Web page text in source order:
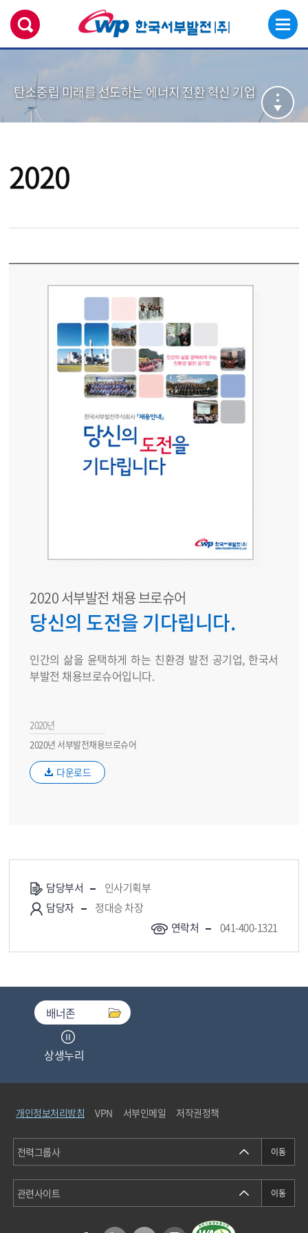
탄소중립 미래를 선도하는 에너지 전환 혁신 기업
2020
2020 서부발전 채용 브로슈어
당신의 도전을 기다립니다.
인간의 삶을 윤택하게 하는 친환경 발전 공기업, 한국서
부발전 채용브로슈어입니다.
2020년
2020년 서부발전채용브로슈어
다운로드
담당부서
인사기획부
담당자
정대승 차장
연락처
041-400-1321
배너존
상생누리
중소기업기술마켓
청탁금지법통합검색
개인정보처리방침 VPN 서부인메일 저작권정책